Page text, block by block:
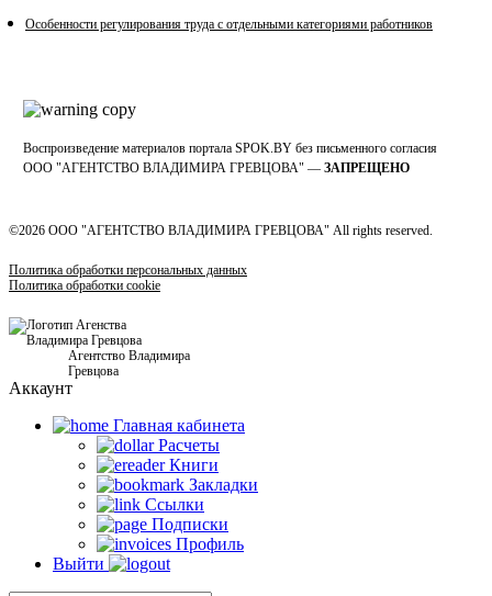
Особенности регулирования труда с отдельными категориями работников
Воспроизведение материалов портала SPOK.BY без письменного согласия
OOO "АГЕНТСТВО ВЛАДИМИРА ГРЕВЦОВА" — ЗАПРЕЩЕНО
©2026 ООО "АГЕНТСТВО ВЛАДИМИРА ГРЕВЦОВА" All rights reserved.
Политика обработки персональных данных
Политика обработки cookie
Агентство Владимира
Гревцова
Аккаунт
Главная кабинетa
Расчеты
Книги
Закладки
Ссылки
Подписки
Профиль
Выйти